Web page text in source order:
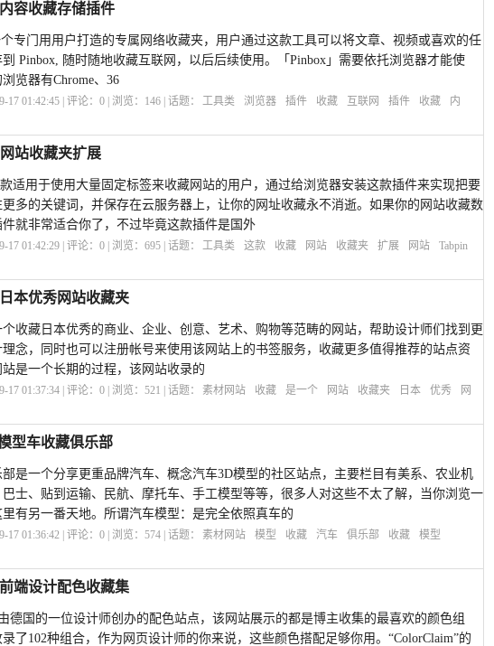
容收藏存储插件
个专门用用户打造的专属网络收藏夹，用户通过这款工具可以将文章、视频或喜欢的任
Pinbox, 随时随地收藏互联网，以后后续使用。「Pinbox」需要依托浏览器才能使
览器有Chrome、36
17 01:42:45 | 评论：0 | 浏览： 146 | 话题： 工具类 浏览器 插件 收藏 互联网 插件 收藏
内
站收藏夹扩展
款适用于使用大量固定标签来收藏网站的用户，通过给浏览器安装这款插件来实现把要
多的关键词，并保存在云服务器上，让你的网址收藏永不消逝。如果你的网站收藏数
就非常适合你了，不过毕竟这款插件是国外
17 01:42:29 | 评论：0 | 浏览：695 | 话题： 工具类 这款 收藏 网站 收藏夹 扩展 网站 Tabpin
本优秀网站收藏夹
个收藏日本优秀的商业、企业、创意、艺术、购物等范畴的网站，帮助设计师们找到更
念，同时也可以注册帐号来使用该网站上的书签服务，收藏更多值得推荐的站点资
是一个长期的过程，该网站收录的
17 01:37:34 | 评论：0 | 浏览：521 | 话题： 素材网站 收藏 是一个 网站 收藏夹 日本 优秀
网
型车收藏俱乐部
是一个分享更重品牌汽车、概念汽车3D模型的社区站点，主要栏目有美系、农业机
士、贴到运输、民航、摩托车、手工模型等等，很多人对这些不太了解，当你浏览一
有另一番天地。所谓汽车模型：是完全依照真车的
17 01:36:42 | 评论：0 | 浏览：574 | 话题： 素材网站 模型 收藏 汽车 俱乐部 收藏
模型
端设计配色收藏集
德国的一位设计师创办的配色站点，该网站展示的都是博主收集的最喜欢的颜色组
了102种组合，作为网页设计师的你来说，这些颜色搭配足够你用。“ColorClaim”的